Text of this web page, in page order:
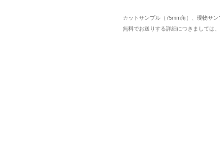
カットサンプル（75mm角）、現物サン
無料でお送りする詳細につきましては、